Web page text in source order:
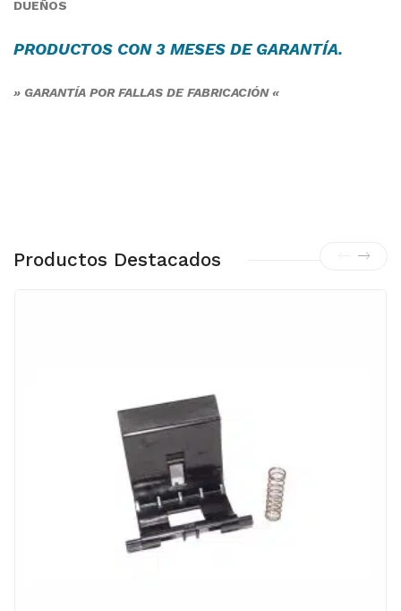
DUEÑOS
PRODUCTOS CON 3 MESES DEGARANTÍA.
» GARANTÍA POR FALLAS DE FABRICACIÓN «
Productos Destacados